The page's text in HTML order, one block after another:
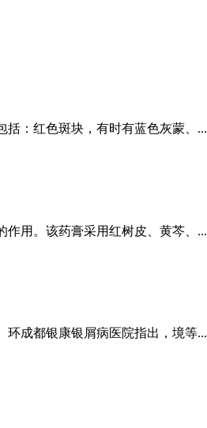
：红色斑块，有时有蓝色灰蒙、...
用。该药膏采用红树皮、黄芩、...
成都银康银屑病医院指出，境等...